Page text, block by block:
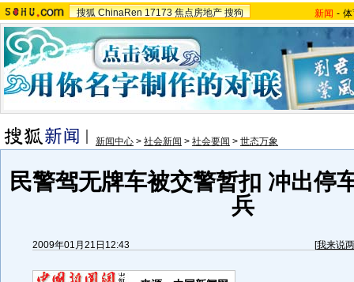
搜狐 ChinaRen 17173 焦点房地产 搜狗 新闻 -
新闻中心 > 社会新闻 > 社会要闻 > 世态万象
民警驾无牌车被交警暂扣 冲出停
兵
2009年01月21日12:43 [我来说